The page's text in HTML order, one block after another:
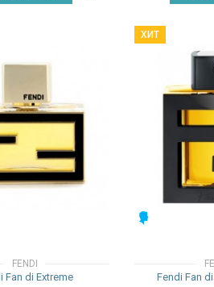
FENDI
Fan di Extreme
ХИТ
Fendi Fan